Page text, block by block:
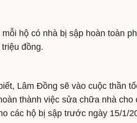
hộ có nhà bị sập hoàn toàn
đồng.
Lâm Đồng sẽ vào cuộc thần
thành việc sửa chữa nhà cho
các hộ bị sập trước ngày 15/1/